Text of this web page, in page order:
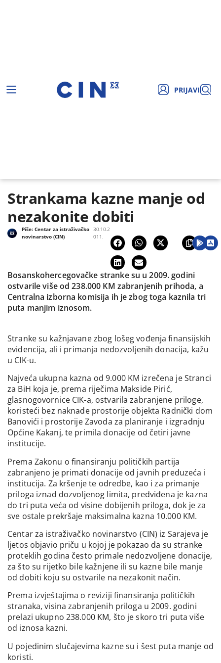
PRIJAVI
Strankama kazne manje od
nezakonite dobiti
30.10.2
011.
Piše: Centar za istraživačko
novinarstvo (CIN)
Bosanskohercegovačke stranke su u 2009. godini
ostvarile više od 238.000 KM zabranjenih prihoda, a
Centralna izborna komisija ih je zbog toga kaznila tri
puta manjim iznosom.
Stranke su kažnjavane zbog lošeg vođenja finansijskih
evidencija, ali i primanja nedozvoljenih donacija, kažu
u CIK-u.
Najveća ukupna kazna od 9.000 KM izrečena je Stranci
za BiH koja je, prema riječima Makside Pirić,
glasnogovornice CIK-a, ostvarila zabranjene priloge,
koristeći bez naknade prostorije objekta Radnički dom
Banovići i prostorije Zavoda za planiranje i izgradnju
Općine Kakanj, te primila donacije od četiri javne
institucije.
Prema Zakonu o finansiranju političkih partija
zabranjeno je primati donacije od javnih preduzeća i
institucija. Za kršenje te odredbe, kao i za primanje
priloga iznad dozvoljenog limita, predviđena je kazna
do tri puta veća od visine dobijenih priloga, dok je za
sve ostale prekršaje maksimalna kazna 10.000 KM.
Centar za istraživačko novinarstvo (CIN) iz Sarajeva je
ljetos objavio priču u kojoj je pokazao da su stranke
proteklih godina često primale nedozvoljene donacije,
za što su rijetko bile kažnjene ili su kazne bile manje
od dobiti koju su ostvarile na nezakonit način.
Prema izvještajima o reviziji finansiranja političkih
stranaka, visina zabranjenih priloga u 2009. godini
prelazi ukupno 238.000 KM, što je skoro tri puta više
od iznosa kazni.
U pojedinim slučajevima kazne su i šest puta manje od
koristi.